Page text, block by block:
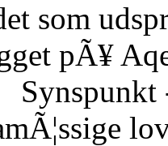
som
pÃ¥
Synspunkt